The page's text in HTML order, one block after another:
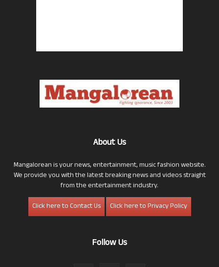
About Us
Mangalorean is your news, entertainment, music fashion website.
We provide you with the latest breaking news and videos straight
from the entertainment industry.
Click here to Contact Us
Click here to Privacy Policy
Follow Us